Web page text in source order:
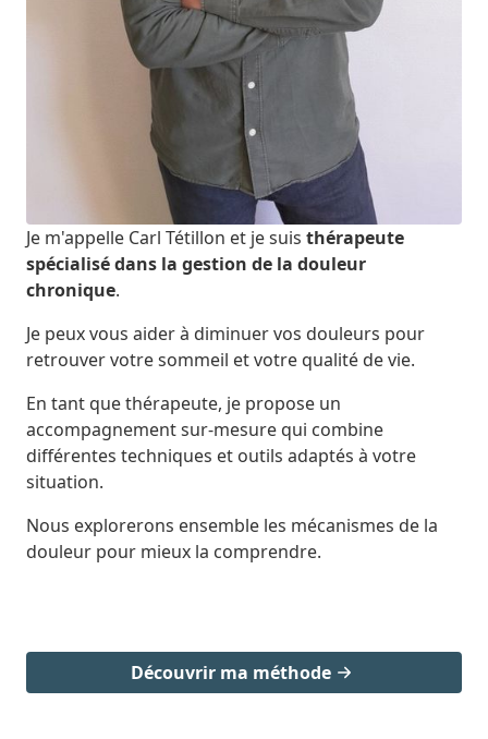
Je m'appelle Carl Tétillon et je suis thérapeute
spécialisé dans la gestion de la douleur
chronique.
Je peux vous aider à diminuer vos douleurs pour
retrouver votre sommeil et votre qualité de vie.
En tant que thérapeute, je propose un
accompagnement sur-mesure qui combine
différentes techniques et outils adaptés à votre
situation.
Nous explorerons ensemble les mécanismes de la
douleur pour mieux la comprendre.
Découvrir ma méthode